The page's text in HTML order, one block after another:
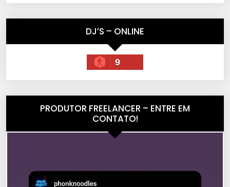
DJ’S – ONLINE
9
PRODUTOR FREELANCER – ENTRE EM
CONTATO!